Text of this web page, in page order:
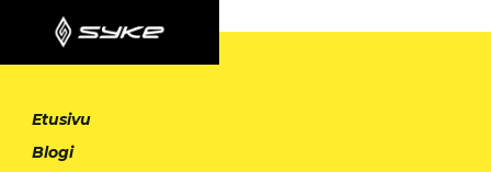
Etusivu
Blogi